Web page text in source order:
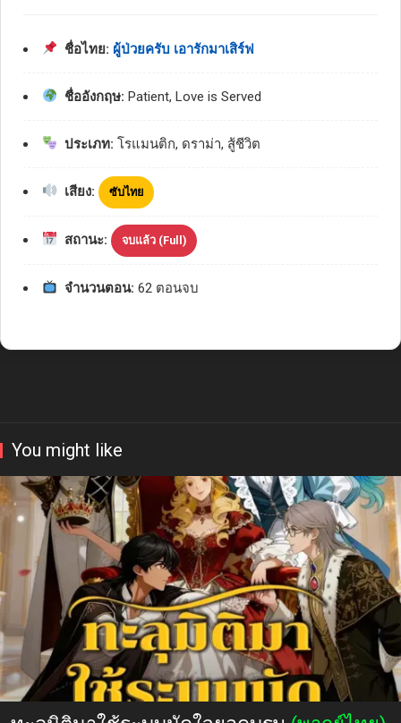
ชื่อไทย: ผู้ป่วยครับ เอารักมาเสิร์ฟ
ชื่ออังกฤษ: Patient, Love is Served
ประเภท: โรแมนติก, ดราม่า, สู้ชีวิต
เสียง: ซับไทย
สถานะ: จบแล้ว (Full)
จำนวนตอน: 62 ตอนจบ
You might like